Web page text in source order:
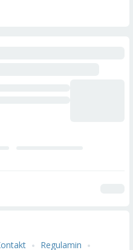
Regulamin